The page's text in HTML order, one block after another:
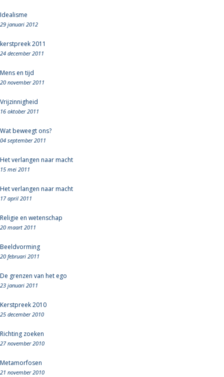
Idealisme
29 januari 2012
kerstpreek 2011
24 december 2011
Mens en tijd
20 november 2011
Vrijzinnigheid
16 oktober 2011
Wat beweegt ons?
04 september 2011
Het verlangen naar macht
15 mei 2011
Het verlangen naar macht
17 april 2011
Religie en wetenschap
20 maart 2011
Beeldvorming
20 februari 2011
De grenzen van het ego
23 januari 2011
Kerstpreek 2010
25 december 2010
Richting zoeken
27 november 2010
Metamorfosen
21 november 2010